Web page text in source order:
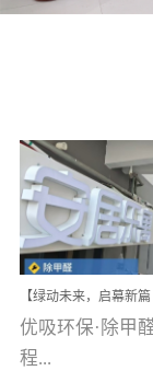
【绿动未来，启幕新篇
章】优吸环保中标深
居乐寓，超大型工装
空气治理项目顺利启航
优吸环保·除甲
程...